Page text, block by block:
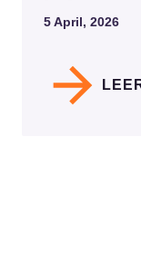
5 April, 2026